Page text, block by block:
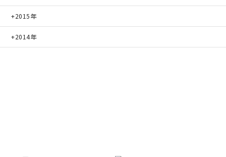
2015年
2014年